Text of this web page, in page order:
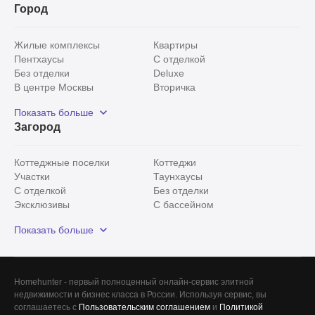
минут до центра Москвы.
Запишитесь на просмотр !
АН "Винидиктов и партнёры" – участник
Ассоциации агентств элитной недвижимости
Арт. 129494498
Город
Жилые комплексы
Квартиры
Пентхаусы
С отделкой
Без отделки
Deluxe
В центре Москвы
Вторичка
Рядом с парком
С панорамными окнами
Показать больше
Загород
Коттеджные поселки
Коттеджи
Участки
Таунхаусы
С отделкой
Без отделки
Эксклюзивы
С бассейном
Красногорский район
Показать больше
Homehunter - первый полноценный онлайн-сервис элитной
недвижимости и бизнес класса в России. Используя сервис, вы
соглашаетесь с Пользовательским соглашением и Политикой
Сегодня